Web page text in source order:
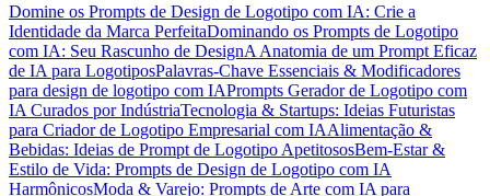
Domine os Prompts de Design de Logotipo com IA: Crie a
Identidade da Marca PerfeitaDominando os Prompts de Logotipo
com IA: Seu Rascunho de DesignA Anatomia de um Prompt Eficaz
de IA para LogotiposPalavras-Chave Essenciais & Modificadores
para design de logotipo com IAPrompts Gerador de Logotipo com
IA Curados por IndústriaTecnologia & Startups: Ideias Futuristas
para Criador de Logotipo Empresarial com IAAlimentação &
Bebidas: Ideias de Prompt de Logotipo ApetitososBem-Estar &
Estilo de Vida: Prompts de Design de Logotipo com IA
HarmônicosModa & Varejo: Prompts de Arte com IA para